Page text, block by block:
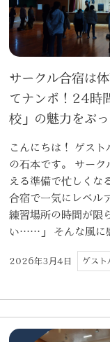
サークル合宿は
てナンボ！24時
校」の魅力をぶ
こんにちは！ ゲスト
の石本です。 サーク
える準備で忙しくな
合宿で一気にレベル
練習場所の時間が限
い……」 そんな風に
2026年3月4日 ゲスト